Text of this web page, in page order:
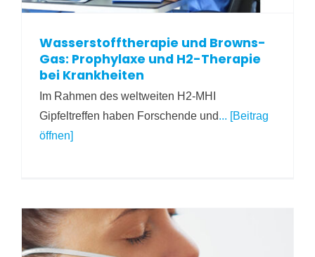
Wasserstofftherapie und Browns-
Gas: Prophylaxe und H2-Therapie
bei Krankheiten
Im Rahmen des weltweiten H2-MHI
Gipfeltreffen haben Forschende und... [Beitrag
öffnen]